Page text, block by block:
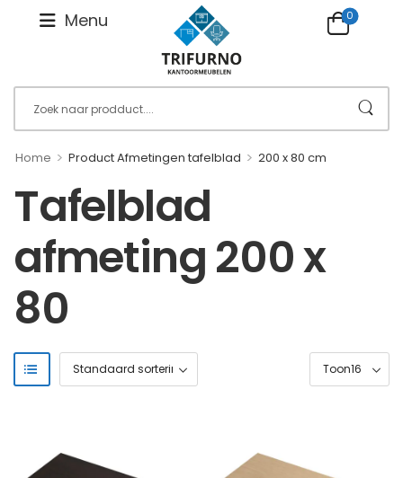
Menu 0
Home > Product Afmetingen tafelblad > 200 x 80 cm
Tafelblad
afmeting 200 x
80